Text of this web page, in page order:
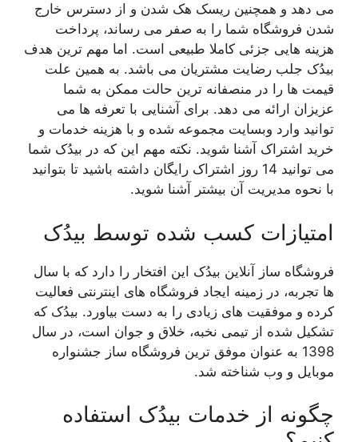
می دهد و همچنین ریسک هک شدن و از دسترس خارج
شدن فروشگاه شما را به صفر می رساند، پرداخت
هزینه هایی جزئی کاملا طبیعی است. اما مهم ترین هدف
بیدُک جلب رضایت مشتریان می باشد. به همین علت
قیمت ها را در منصفانه ترین حالت ممکن به شما
عزیزان ارائه می دهد. برای آشنایی با تعرفه ها می
توانید وارد وبسایت مجموعه شده و با هزینه خدمات و
خرید اشتراک آشنا شوید. نکته مهم این که در بیدُک شما
می توانید 14 روز اشتراک رایگان داشته باشید تا بتوانید
با نحوه مدیریت آن بیشتر آشنا شوید.
امتیازات کسب شده توسط بیدُک
فروشگاه ساز آنلاین بیدُک این افتخار را دارد که با سال
ها تجربه، در زمینه ایجاد فروشگاه های اینترنتی فعالیت
کرده و موفقیت های زیادی را به دست بیاورد‌. بیدُک که
تشکیل شده از تیمی نخبه، خلاق و جوان است، در سال
1398 به عنوان موفق ترین فروشگاه ساز جشنواره
موبایل و وب شناخته شد.
چگونه از خدمات بیدُک استفاده